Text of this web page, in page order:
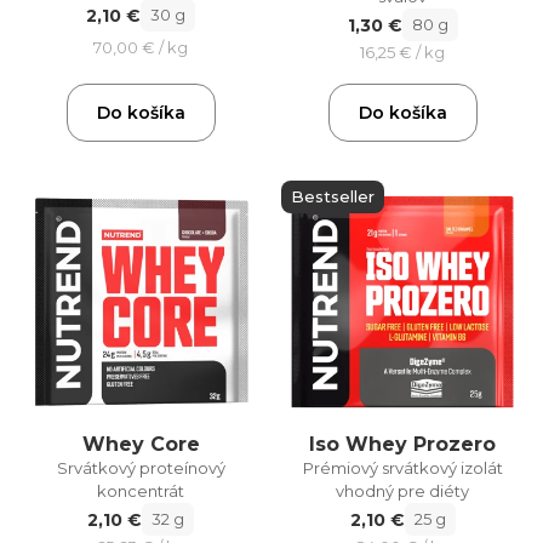
2,10 € 30 g
70,00 € / kg
Do košíka
1,30 €
80 g
16,25 € / kg
Do košíka
Whey Core
Srvátkový proteínový
koncentrát
2,10 € 32 g
Bestseller
Iso Whey Prozero
Prémiový srvátkový izolát
vhodný pre diéty
2,10 € 25 g